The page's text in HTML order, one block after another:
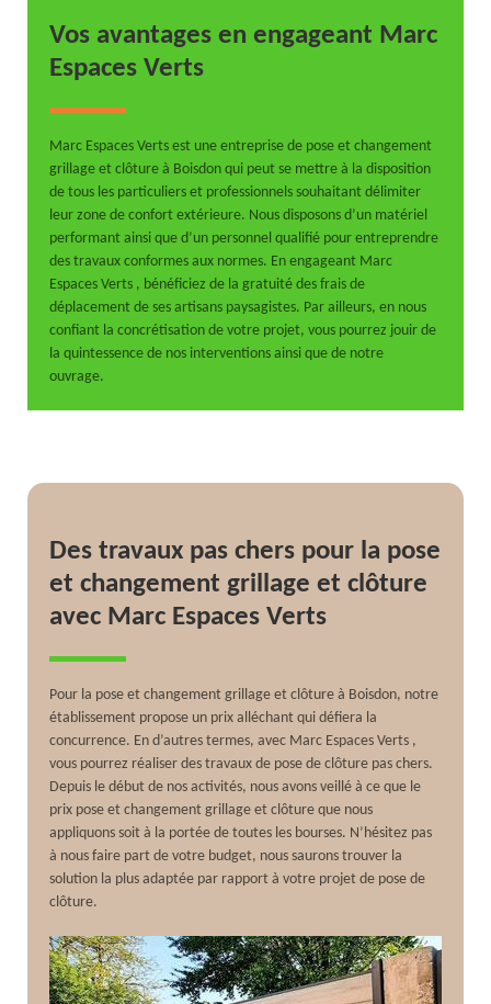
Vos avantages en engageant Marc
Espaces Verts
Marc Espaces Verts est une entreprise de pose et changement
grillage et clôture à Boisdon qui peut se mettre à la disposition
de tous les particuliers et professionnels souhaitant délimiter
leur zone de confort extérieure. Nous disposons d’un matériel
performant ainsi que d’un personnel qualifié pour entreprendre
des travaux conformes aux normes. En engageant Marc
Espaces Verts , bénéficiez de la gratuité des frais de
déplacement de ses artisans paysagistes. Par ailleurs, en nous
confiant la concrétisation de votre projet, vous pourrez jouir de
la quintessence de nos interventions ainsi que de notre
ouvrage.
Des travaux pas chers pour la pose
et changement grillage et clôture
avec Marc Espaces Verts
Pour la pose et changement grillage et clôture à Boisdon, notre
établissement propose un prix alléchant qui défiera la
concurrence. En d’autres termes, avec Marc Espaces Verts ,
vous pourrez réaliser des travaux de pose de clôture pas chers.
Depuis le début de nos activités, nous avons veillé à ce que le
prix pose et changement grillage et clôture que nous
appliquons soit à la portée de toutes les bourses. N’hésitez pas
à nous faire part de votre budget, nous saurons trouver la
solution la plus adaptée par rapport à votre projet de pose de
clôture.